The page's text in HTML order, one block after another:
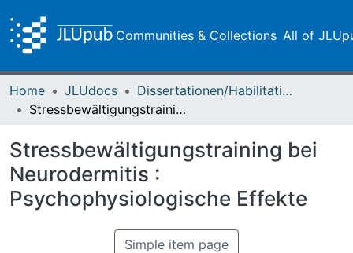
Communities & Collections All of
Home JLUdocs
Dissertationen/Habilitationen
Stressbewältigungstraining bei Neurodermitis : Psychophysiologische Effekte
Stressbewältigungstraining bei
Neurodermitis :
Psychophysiologische Effekte
Simple item page